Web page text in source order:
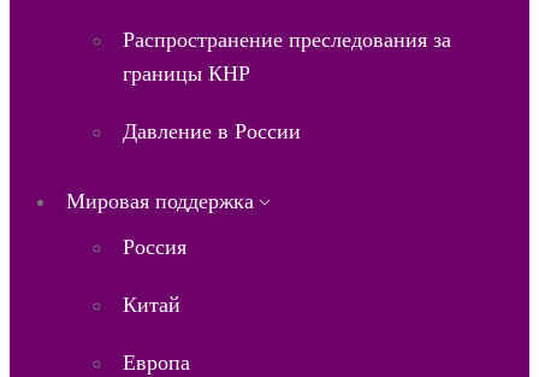
Распространение преследования за
границы КНР
Давление в России
Мировая поддержка
Россия
Китай
Европа